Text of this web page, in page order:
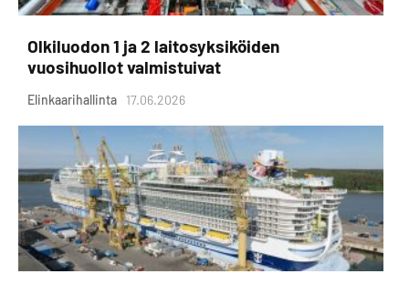
Olkiluodon 1 ja 2 laitosyksiköiden
vuosihuollot valmistuivat
Elinkaarihallinta 17.06.2026